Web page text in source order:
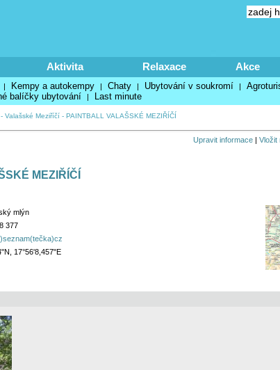
Aktivita Relaxace Akce
| Kempy a autokempy | Chaty | Ubytování v soukromí |
balíčky ubytování | Last minute
Valašské Meziříčí- PAINTBALL VALAŠSKÉ MEZIŘÍČÍ
Upravit informace| Vložit
MEZIŘÍČÍ
mlýn
377
17°56'8,457"E